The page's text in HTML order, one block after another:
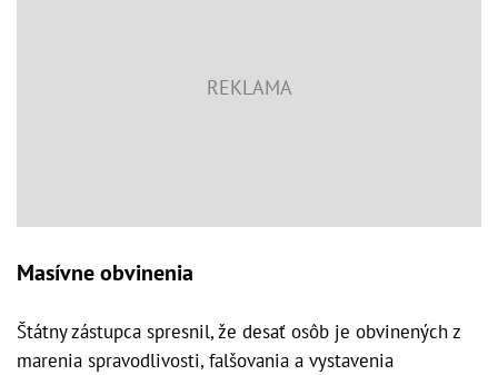
Masívne obvinenia
Štátny zástupca spresnil, že desať osôb je obvinených z
marenia spravodlivosti, falšovania a vystavenia